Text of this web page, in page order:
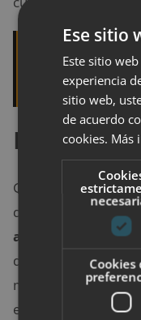
Quizá te
pelo en verano
Bob corto
Generalmente,
queda
perfecto
amplia.
El estilo
despejada la nuca,
modo, se destaca el
escotes. ¡Te verás
Ese sitio
Este sitio
experiencia
sitio web,
de acuerdo
cookies. Más
Cookies